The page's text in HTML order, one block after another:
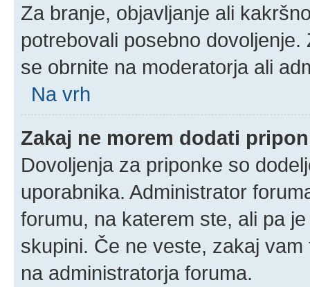
Za branje, objavljanje ali
potrebovali posebno
se obrnite na moderatorja ali
Na vrh
Zakaj ne morem dodati
Dovoljenja za priponke so
uporabnika. Administrator
forumu, na katerem ste, ali pa
skupini. Če ne veste, zakaj
na administratorja foruma.